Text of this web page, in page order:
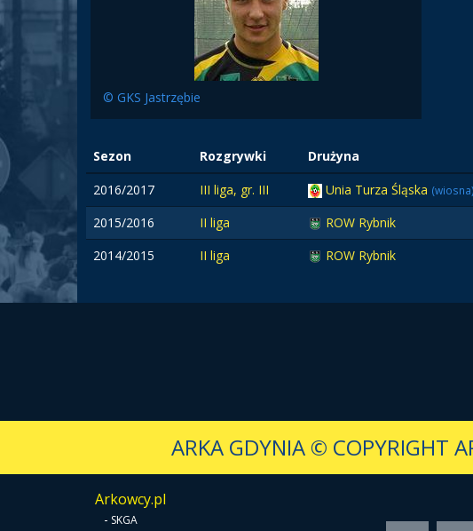
© GKS Jastrzębie
Sezon Rozgrywki Drużyna
2016/2017
III liga, gr. III Unia Turza Śląska (wiosna)
2015/2016
II liga ROW Rybnik
2014/2015
II liga ROW Rybnik
ARKA GDYNIA© COPYRIGHT
Arkowcy.pl
- SKGA